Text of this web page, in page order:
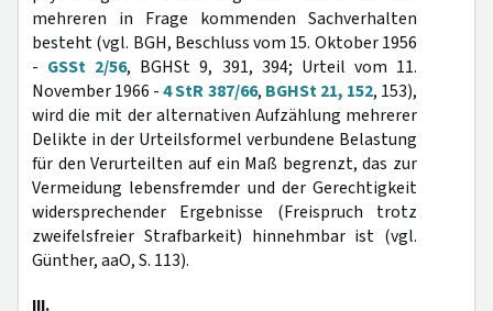
mehreren in Frage kommenden Sachverhalten
besteht (vgl. BGH, Beschluss vom 15. Oktober 1956
- GSSt 2/56, BGHSt 9, 391, 394; Urteil vom 11.
November 1966 -4 StR 387/66, BGHSt 21, 152, 153),
wird die mit der alternativen Aufzählung mehrerer
Delikte in der Urteilsformel verbundene Belastung
für den Verurteilten auf ein Maß begrenzt, das zur
Vermeidung lebensfremder und der Gerechtigkeit
widersprechender Ergebnisse (Freispruch trotz
zweifelsfreier Strafbarkeit) hinnehmbar ist (vgl.
Günther, aaO, S. 113).
III.